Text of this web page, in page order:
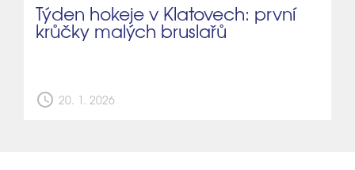
Týden hokeje v Klatovech: první
krůčky malých bruslařů
schedule 20. 1. 2026